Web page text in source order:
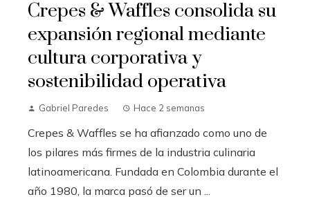
Crepes & Waffles consolida su
expansión regional mediante
cultura corporativa y
sostenibilidad operativa
Gabriel Paredes Hace 2 semanas
Crepes & Waffles se ha afianzado como uno de
los pilares más firmes de la industria culinaria
latinoamericana. Fundada en Colombia durante el
año 1980, la marca pasó de ser un ...